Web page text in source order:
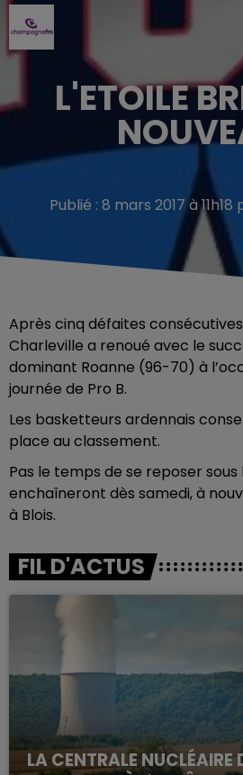
L'ETOILE
Publié : 8 mars 2017 à
Après cinq défaites
Charleville a renoué avec le
dominant Roanne (96-70) à
journée de Pro B.
Les basketteurs ardennais
place au classement.
Pas le temps de se reposer sous
enchaîneront dès samedi, à
à Blois.
FIL D'ACTUS
LA CENTRALE NUCLÉAIRE